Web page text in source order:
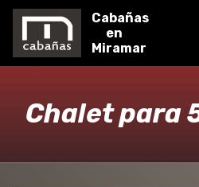
Cabañas
en
Miramar
Chalet para